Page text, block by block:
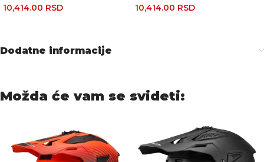
10,414.00 RSD 10,414.00 RSD
Dodatne informacije
Možda će vam se svideti: